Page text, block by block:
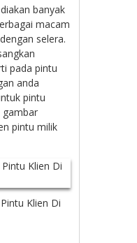
banyak
macam
selera.
pada pintu
anda
pintu
pintu milik
Klien Di